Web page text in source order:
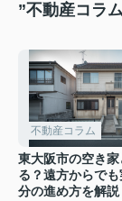
”不動産コラ
不動産コラム
東大阪市の空き
る？遠方からで
分の進め方を解説